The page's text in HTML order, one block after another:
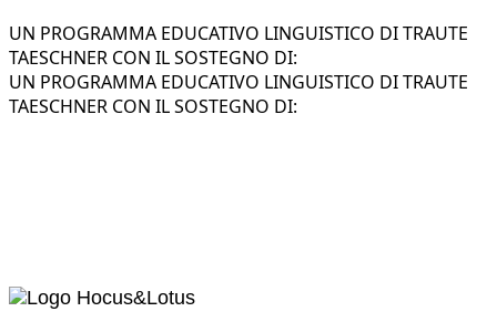
UN PROGRAMMA EDUCATIVO LINGUISTICO DI TRAUTE
TAESCHNER CON IL SOSTEGNO DI:
UN PROGRAMMA EDUCATIVO LINGUISTICO DI TRAUTE
TAESCHNER CON IL SOSTEGNO DI: